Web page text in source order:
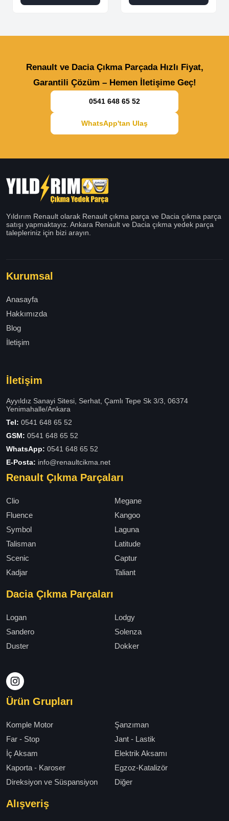
Renault ve Dacia Çıkma Parçada Hızlı Fiyat,
Garantili Çözüm – Hemen İletişime Geç!
0541 648 65 52
WhatsApp'tan Ulaş
Yıldırım Renault olarak Renault çıkma parça ve Dacia çıkma parça
satışı yapmaktayız. Ankara Renault ve Dacia çıkma yedek parça
talepleriniz için bizi arayın.
Kurumsal
Anasayfa
Hakkımızda
Blog
İletişim
İletişim
Ayyıldız Sanayi Sitesi, Serhat, Çamlı Tepe Sk 3/3, 06374
Yenimahalle/Ankara
Tel: 0541 648 65 52
GSM: 0541 648 65 52
WhatsApp: 0541 648 65 52
E-Posta: info@renaultcikma.net
Renault Çıkma Parçaları
Clio
Megane
Fluence
Kangoo
Symbol
Laguna
Talisman
Latitude
Scenic
Captur
Kadjar
Taliant
Dacia Çıkma Parçaları
Logan
Lodgy
Sandero
Solenza
Duster
Dokker
Ürün Grupları
Komple Motor
Şanzıman
Far - Stop
Jant - Lastik
İç Aksam
Elektrik Aksamı
Kaporta - Karoser
Egzoz-Katalizör
Direksiyon ve Süspansiyon
Diğer
Alışveriş